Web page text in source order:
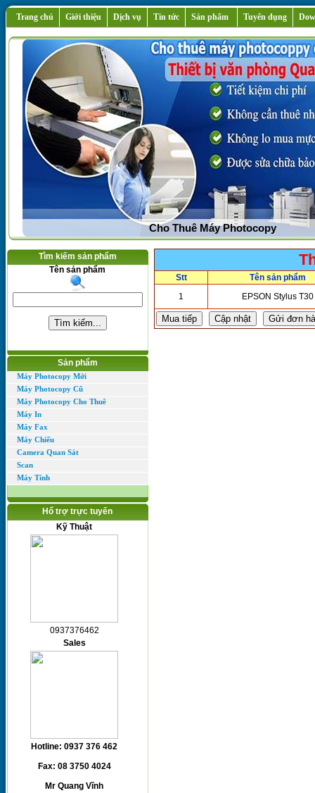
Trang chủ Giới thiệu Dịch vụ Tin tức Sản phẩm Tuyển dụng
Bán Máy In ,Máy Photocopy Siêu Rẻ,Siêu
Tìm kiếm sản phẩm
Tên sản phẩm
Sản phẩm
Máy Photocopy Mới
Máy Photocopy Cũ
Máy Photocopy Cho Thuê
Máy In
Máy Fax
Máy Chiếu
Camera Quan Sát
Scan
Máy Tính
Hổ trợ trực tuyến
Kỹ Thuật
0937376462
Sales
Hotline: 0937 376 462
Fax: 08 3750 4024
Mr Quang Vĩnh
Stt
Tên sản phẩm
1
EPSON Stylus T30